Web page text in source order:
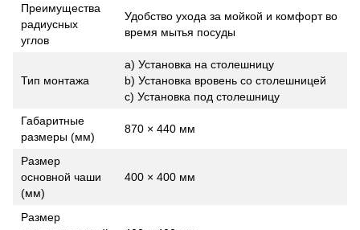
Преимущества
радиусных
углов
Удобство ухода за мойкой и комфорт во
время мытья посуды
Тип монтажа
a) Установка на столешницу
b) Установка вровень со столешницей
c) Установка под столешницу
Габаритные
размеры (мм)
870 × 440 мм
Размер
основной чаши
(мм)
400 × 400 мм
Размер